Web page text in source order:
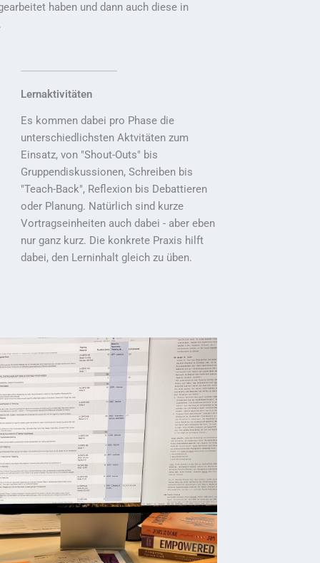
haben und dann auch diese in
Lernaktivitäten
Es kommen dabei pro Phase die
unterschiedlichsten Aktvitäten zum
Einsatz, von "Shout-Outs" bis
Gruppendiskussionen, Schreiben bis
"Teach-Back", Reflexion bis Debattieren
oder Planung. Natürlich sind kurze
Vortragseinheiten auch dabei - aber eben
nur ganz kurz. Die konkrete Praxis hilft
dabei, den Lerninhalt gleich zu üben.